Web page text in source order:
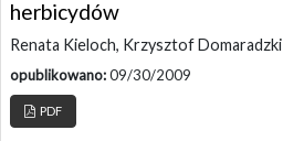
herbicydów
Renata Kieloch, Krzysztof Domaradzki
opublikowano:09/30/2009
PDF